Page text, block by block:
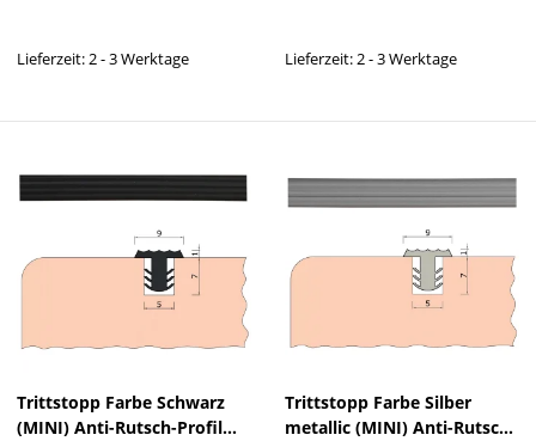
Lieferzeit: 2 - 3 Werktage Lieferzeit: 2 - 3 Werktage
Trittstopp Farbe Schwarz
(MINI) Anti-Rutsch-Profil
Trittstopp Farbe Silber
metallic (MINI) Anti-Rutsch-